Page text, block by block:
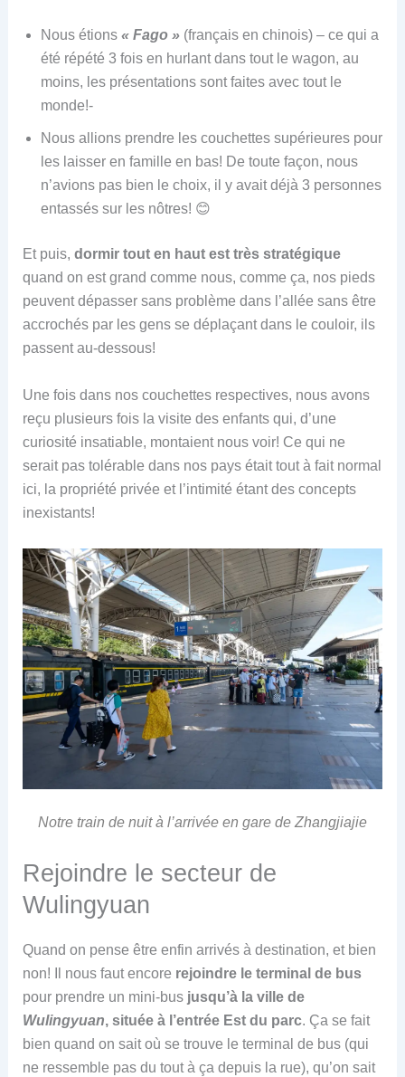
Nous étions « Fago »(français en chinois) – ce qui a
été répété 3 fois en hurlant dans tout le wagon, au
moins, les présentations sont faites avec tout le
monde!-
Nous allions prendre les couchettes supérieures pour
les laisser en famille en bas! De toute façon, nous
n’avions pas bien le choix, il y avait déjà 3 personnes
entassés sur les nôtres! 😊
Et puis, dormir tout en haut est très stratégique
quand on est grand comme nous, comme ça, nos pieds
peuvent dépasser sans problème dans l’allée sans être
accrochés par les gens se déplaçant dans le couloir, ils
passent au-dessous!
Une fois dans nos couchettes respectives, nous avons
reçu plusieurs fois la visite des enfants qui, d’une
curiosité insatiable, montaient nous voir! Ce qui ne
serait pas tolérable dans nos pays était tout à fait normal
ici, la propriété privée et l’intimité étant des concepts
inexistants!
Notre train de nuit à l’arrivée en gare de Zhangjiajie
Rejoindre le secteur de
Wulingyuan
Quand on pense être enfin arrivés à destination, et bien
non! Il nous faut encore rejoindre le terminal de bus
pour prendre un mini-bus jusqu’à la ville de
Wulingyuan, située à l’entrée Est du parc. Ça se fait
bien quand on sait où se trouve le terminal de bus (qui
ne ressemble pas du tout à ça depuis la rue), qu’on sait